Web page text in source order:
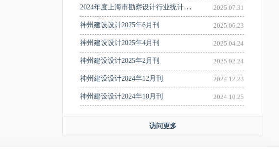
2024年度上海市勘察设计行业统计分析报告 2025.07.31
神州建设设计2025年6月刊 2025.06.23
神州建设设计2025年4月刊 2025.04.24
神州建设设计2025年2月刊 2025.02.24
神州建设设计2024年12月刊 2024.12.23
神州建设设计2024年10月刊 2024.10.25
访问更多